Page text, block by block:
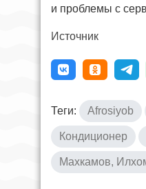
и проблемы с
Источник
Теги: Afrosiyob
Кондиционер
Махкамов,